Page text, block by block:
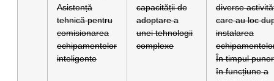
Asistență
tehnică pentru
comisionarea
echipamentelor
inteligente
capacității de
adoptare a
unei tehnologii
complexe
diverse
care au loc
instalarea
În timpul
în funcțiune a